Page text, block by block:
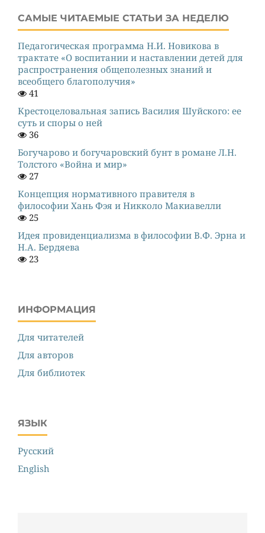
САМЫЕ ЧИТАЕМЫЕ СТАТЬИ ЗА НЕДЕЛЮ
Педагогическая программа Н.И. Новикова в
трактате «О воспитании и наставлении детей для
распространения общеполезных знаний и
всеобщего благополучия»
41
Крестоцеловальная запись Василия Шуйского: ее
суть и споры о ней
36
Богучарово и богучаровский бунт в романе Л.Н.
Толстого «Война и мир»
27
Концепция нормативного правителя в
философии Хань Фэя и Никколо Макиавелли
25
Идея провиденциализма в философии В.Ф. Эрна и
Н.А. Бердяева
23
ИНФОРМАЦИЯ
Для читателей
Для авторов
Для библиотек
ЯЗЫК
Русский
English